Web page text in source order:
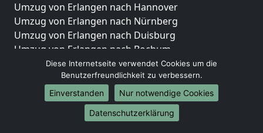
Umzug von Erlangen nach Hannover
Umzug von Erlangen nach Nürnberg
Umzug von Erlangen nach Duisburg
Umzug von Erlangen nach Bochum
Umzug von Erlangen nach Wuppertal
Umzug von Erlangen nach Bielefeld
Umzug von Erlangen nach Bonn
Umzug von Erlangen nach Münster
Diese Internetseite verwendet Cookies um die
Benutzerfreundlichkeit zu verbessern.
Einverstanden
Nur notwendige Cookies
Datenschutzerklärung